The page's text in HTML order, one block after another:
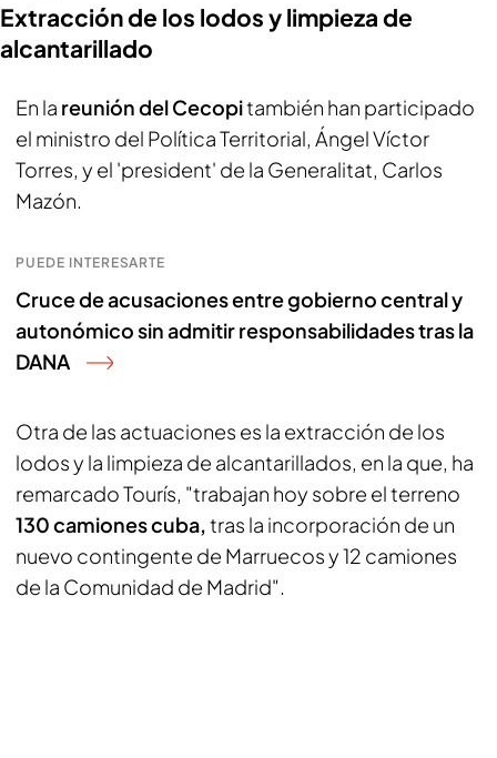
Extracción de los lodos y limpieza de
alcantarillado
En la reunión del Cecopitambién han participado
el ministro del Política Territorial, Ángel Víctor
Torres, y el 'president' de la Generalitat, Carlos
Mazón.
PUEDE INTERESARTE
Cruce de acusaciones entre gobierno central y
autonómico sin admitir responsabilidades tras la
DANA
Otra de las actuaciones es la extracción de los
lodos y la limpieza de alcantarillados, en la que, ha
remarcado Tourís, "trabajan hoy sobre el terreno
130 camiones cuba,tras la incorporación de un
nuevo contingente de Marruecos y 12 camiones
de la Comunidad de Madrid".